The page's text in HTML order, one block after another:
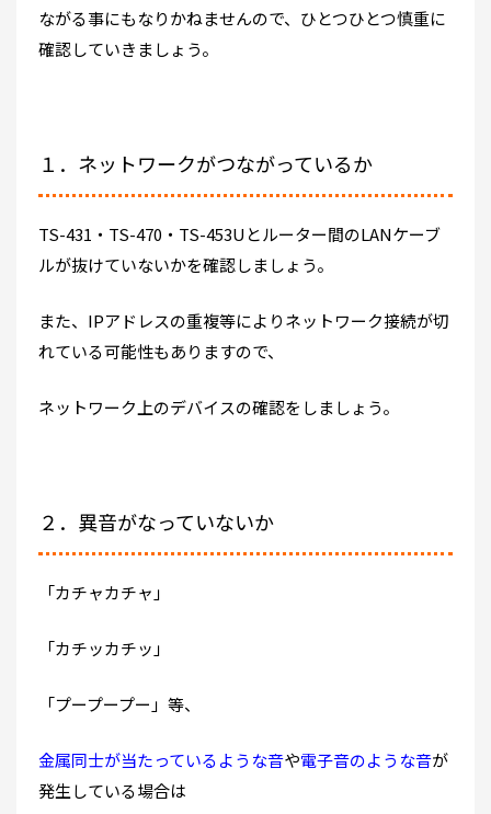
ながる事にもなりかねませんので、ひとつひとつ慎重に
確認していきましょう。
１．ネットワークがつながっているか
TS-431・TS-470・TS-453Uとルーター間のLANケーブ
ルが抜けていないかを確認しましょう。
また、IPアドレスの重複等によりネットワーク接続が切
れている可能性もありますので、
ネットワーク上のデバイスの確認をしましょう。
２．異音がなっていないか
「カチャカチャ」
「カチッカチッ」
「プープープー」等、
金属同士が当たっているような音や電子音のような音が
発生している場合は